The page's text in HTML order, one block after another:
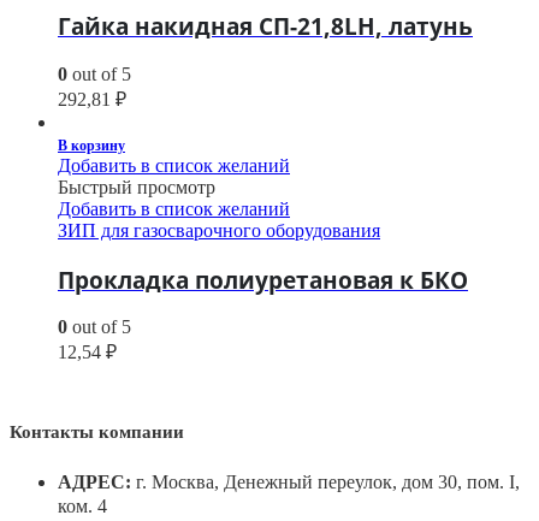
Гайка накидная СП-21,8LH, латунь
0 out of 5
292,81 ₽
В корзину
Добавить в список желаний
Быстрый просмотр
Добавить в список желаний
ЗИП для газосварочного оборудования
Прокладка полиуретановая к БКО
0 out of 5
12,54 ₽
Контакты компании
АДРЕС: г. Москва, Денежный переулок, дом 30, пом. I,
ком. 4